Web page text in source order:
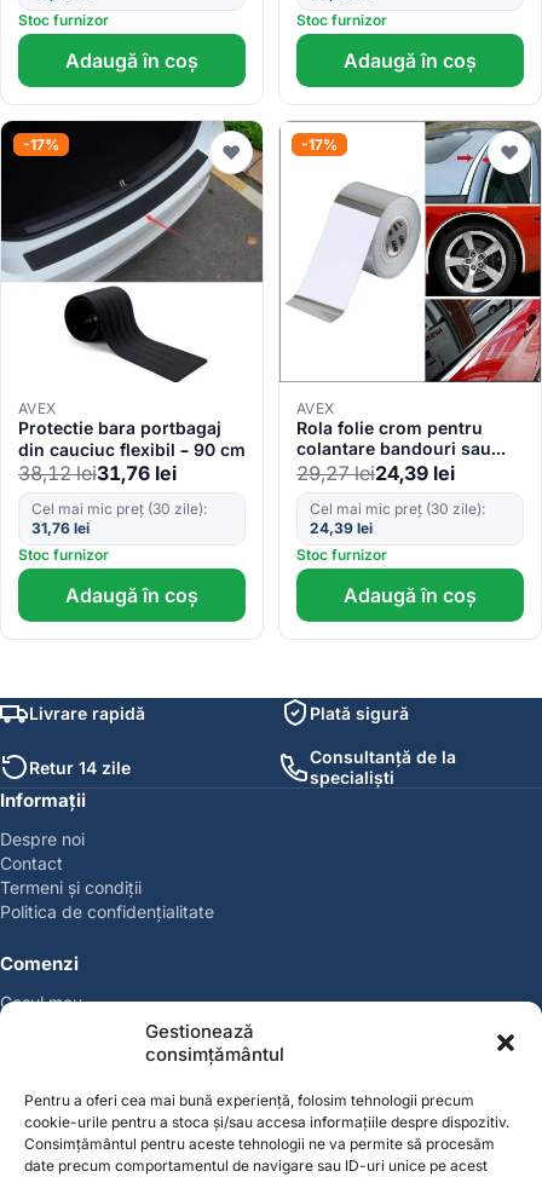
Gestionează
consimțământul
Pentru a oferi cea mai bună experiență, folosim tehnologii precum
cookie-urile pentru a stoca și/sau accesa informațiile despre dispozitiv.
Consimțământul pentru aceste tehnologii ne va permite să procesăm
date precum comportamentul de navigare sau ID-uri unice pe acest
Stoc furnizor
Adaugă în coș
Stoc furnizor
Adaugă în coș
-17% ♥
AVEX
Protectie bara portbagaj
din cauciuc flexibil – 90 cm
38,12lei31,76 lei
Cel mai mic preț (30 zile):
31,76 lei
Stoc furnizor
Adaugă în coș
-17% ♥
AVEX
Rola folie crom pentru
colantare bandouri sau
ornamente auto 150 x 5cm
29,27lei24,39 lei
Cel mai mic preț (30 zile):
24,39 lei
Stoc furnizor
Adaugă în coș
Livrare rapidă Plată sigură
Retur 14 zile
Consultanță de la
specialiști
Informații
Despre noi
Contact
Termeni și condiții
Politica de confidențialitate
Comenzi
Coșul meu
Cont
Contul meu